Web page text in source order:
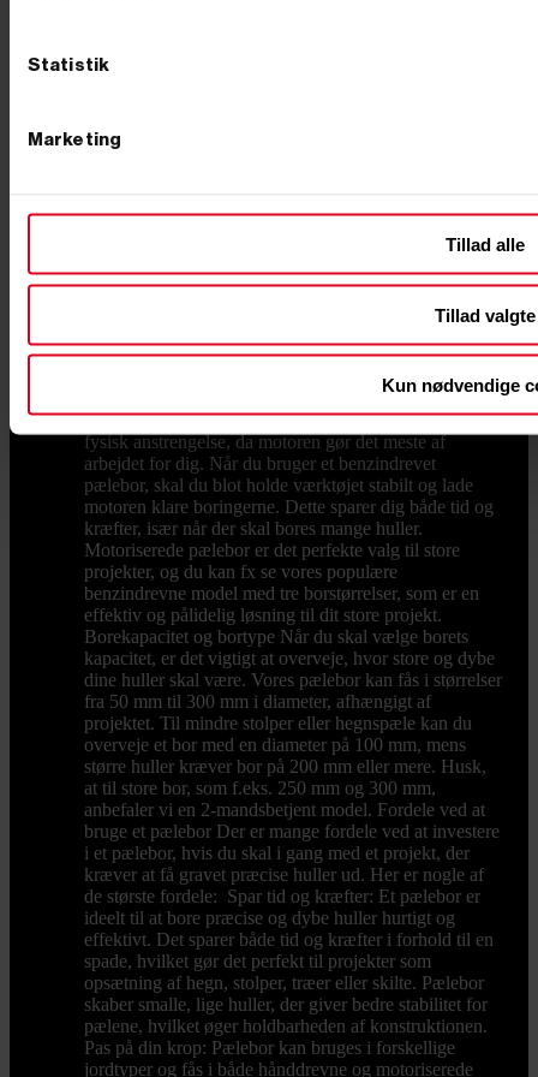
Statistik
Marketing
Tillad alle
Tillad valgte
Kun nødvendige
pælebor kan være tilstrækkeligt til fx små projekter i
Disse pælebor kører på “rugbrødskraft” og kræver
der kun er behov for at grave et par huller. Se fx vores
kraftige håndmodel med en diameter på 150 mm.
Benzindrevet pælebor Et benzindrevet pælebor er et
kraftfuldt, motoriseret værktøj, der gør det nemt at bore
projekter som opførelse af hegn, bygninger eller
installation af solcelleanlæg, og det kan bruges i
udfordrende jordtyper som ler eller sand. Fordelen ved
et benzindrevet pælebor er, at det kræver minimal
fysisk anstrengelse, da motoren gør det meste af
arbejdet for dig. Når du bruger et benzindrevet
pælebor, skal du blot holde værktøjet stabilt og lade
motoren klare boringerne. Dette sparer dig både tid og
kræfter, især når der skal bores mange huller.
Motoriserede pælebor er det perfekte valg til store
projekter, og du kan fx se vores populære
benzindrevne model med tre borstørrelser, som er en
effektiv og pålidelig løsning til dit store projekt.
Borekapacitet og bortype Når du skal vælge borets
kapacitet, er det vigtigt at overveje, hvor store og dybe
dine huller skal være. Vores pælebor kan fås i størrelser
fra 50 mm til 300 mm i diameter, afhængigt af
projektet. Til mindre stolper eller hegnspæle kan du
overveje et bor med en diameter på 100 mm, mens
større huller kræver bor på 200 mm eller mere. Husk,
at til store bor, som f.eks. 250 mm og 300 mm,
anbefaler vi en 2-mandsbetjent model. Fordele ved at
bruge et pælebor Der er mange fordele ved at investere
i et pælebor, hvis du skal i gang med et projekt, der
kræver at få gravet præcise huller ud. Her er nogle af
de største fordele: Spar tid og kræfter: Et pælebor er
ideelt til at bore præcise og dybe huller hurtigt og
effektivt. Det sparer både tid og kræfter i forhold til en
spade, hvilket gør det perfekt til projekter som
opsætning af hegn, stolper, træer eller skilte. Pælebor
skaber smalle, lige huller, der giver bedre stabilitet for
pælene, hvilket øger holdbarheden af konstruktionen.
Pas på din krop: Pælebor kan bruges i forskellige
jordtyper og fås i både hånddrevne og motoriserede